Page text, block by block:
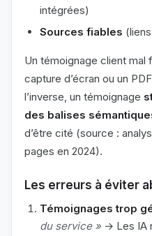
intégrées)
Sources fiables
Un témoignage client mal
capture d’écran ou un
l’inverse, un témoignage
des balises
d’être cité (source :
pages en 2024).
Les erreurs à éviter
Témoignages trop
du service » → Les IA